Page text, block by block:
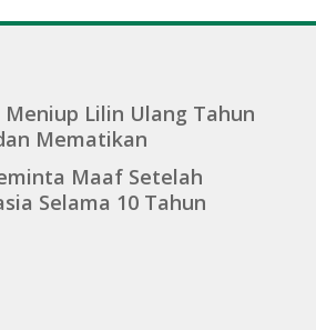
Lilin Ulang Tahun
Mematikan
Maaf Setelah
Selama 10 Tahun